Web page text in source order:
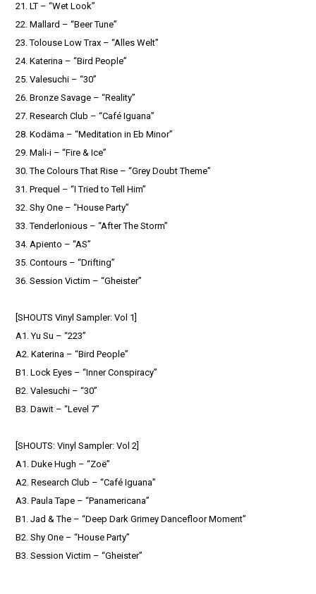
21. LT – “Wet Look”
22. Mallard – “Beer Tune”
23. Tolouse Low Trax – “Alles Welt”
24. Katerina – “Bird People”
25. Valesuchi – “30”
26. Bronze Savage – “Reality”
27. Research Club – “Café Iguana”
28. Kodäma – “Meditation in Eb Minor”
29. Mali-i – “Fire & Ice”
30. The Colours That Rise – “Grey Doubt Theme”
31. Prequel – “I Tried to Tell Him”
32. Shy One – “House Party”
33. Tenderlonious – “After The Storm”
34. Apiento – “AS”
35. Contours – “Drifting”
36. Session Victim – “Gheister”
[SHOUTS Vinyl Sampler: Vol 1]
A1. Yu Su – “223”
A2. Katerina – “Bird People”
B1. Lock Eyes – “Inner Conspiracy”
B2. Valesuchi – “30”
B3. Dawit – “Level 7”
[SHOUTS: Vinyl Sampler: Vol 2]
A1. Duke Hugh – “Zoë”
A2. Research Club – “Café Iguana”
A3. Paula Tape – “Panamericana”
B1. Jad & The – “Deep Dark Grimey Dancefloor Moment”
B2. Shy One – “House Party”
B3. Session Victim – “Gheister”